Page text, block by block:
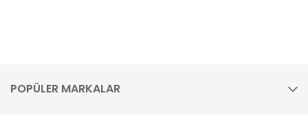
POPÜLER MARKALAR